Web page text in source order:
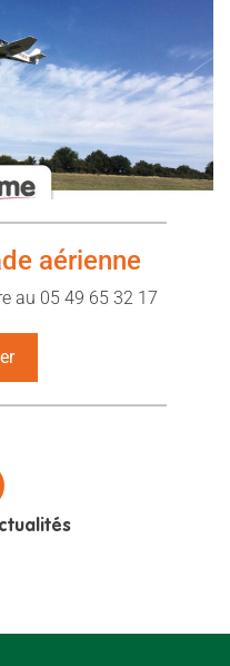
aérienne
au 05 49 65 32 17